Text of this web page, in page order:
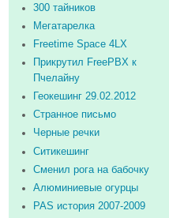
300 тайников
Мегатарелка
Freetime Space 4LX
Прикрутил FreePBX к
Пчелайну
Геокешинг 29.02.2012
Странное письмо
Черные речки
Ситикешинг
Сменил рога на бабочку
Алюминиевые огурцы
PAS история 2007-2009